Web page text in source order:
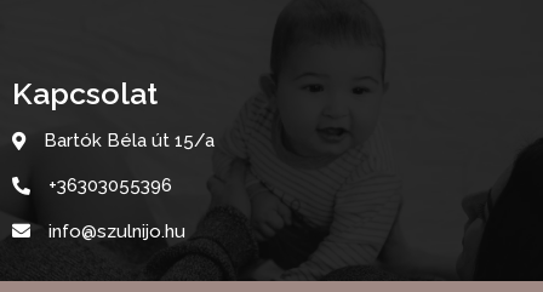
Kapcsolat
Bartók Béla út 15/a
+36303055396
info@szulnijo.hu